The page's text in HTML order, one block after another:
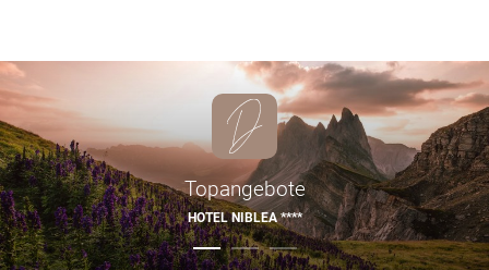
Topangebote
HOTEL NIBLEA ****